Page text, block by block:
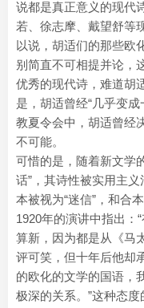
说都是真正意义的现代
若、徐志摩、戴望舒等
以说，胡适们的那些欧
别简直不可相提并论，
优秀的现代诗，难道胡
是，胡适曾经“几乎变
教夏令会中，胡适曾经
不可能。
可惜的是，随着新文学
话”，其诗性被实用主
本被视为“迷信”，和合
1920年的演讲中指出：
算新，因为都是从《马
评可笑，但十年后他却
的欧化的文学的国语，
极深的关系。”这种态